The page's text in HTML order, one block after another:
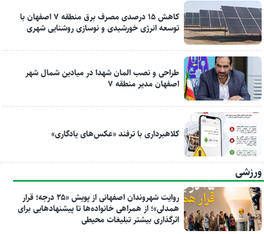
کاهش ۱۵ درصدی مصرف برق منطقه ۷ اصفهان با
توسعه انرژی خورشیدی و نوسازی روشنایی شهری
طراحی و نصب المان شهدا در میادین شمال شهر
اصفهان مدیر منطقه ۷
کلاهبرداری با ترفند «عکس‌های یادگاری»
ورزشی
روایت شهروندان اصفهانی از پویش «۲۵ درجه؛ قرار
همدلی»؛ از همراهی خانواده‌ها تا پیشنهادهایی برای
اثرگذاری بیشتر تبلیغات محیطی